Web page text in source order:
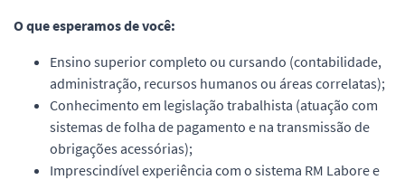
O que esperamos de você:
Ensino superior completo ou cursando (contabilidade,
administração, recursos humanos ou áreas correlatas);
Conhecimento em legislação trabalhista (atuação com
sistemas de folha de pagamento e na transmissão de
obrigações acessórias);
Imprescindível experiência com o sistema RM Labore e